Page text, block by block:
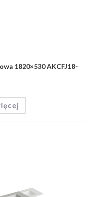
1820×530 AKCFJ18-